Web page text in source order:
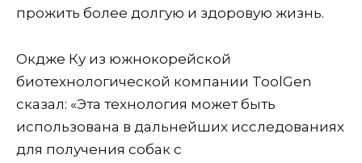
прожить более долгую и здоровую жизнь.
Окдже Ку из южнокорейской
биотехнологической компании ToolGen
сказал: «Эта технология может быть
использована в дальнейших исследованиях
для получения собак с